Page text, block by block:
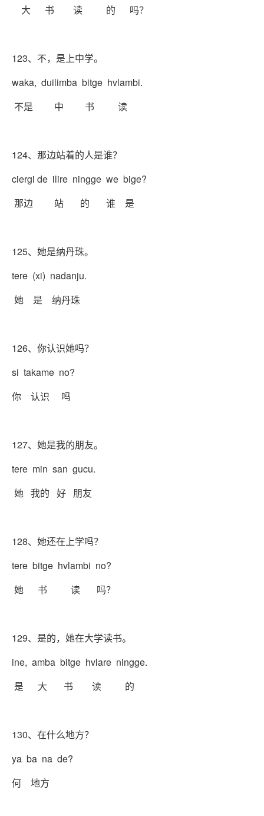
大 书 读 的 吗？
123、不，是上中学。
waka, duilimba bitge hvlambi.
不是 中 书 读
124、那边站着的人是谁？
ciergi de ilire ningge we bige?
那边 站 的 谁 是
125、她是纳丹珠。
tere (xi) nadanju.
她 是 纳丹珠
126、你认识她吗？
si takame no?
你 认识 吗
127、她是我的朋友。
tere min san gucu.
她 我的 好 朋友
128、她还在上学吗？
tere bitge hvlambi no?
她 书 读 吗？
129、是的，她在大学读书。
ine, amba bitge hvlare ningge.
是 大 书 读 的
130、在什么地方？
ya ba na de?
何 地方